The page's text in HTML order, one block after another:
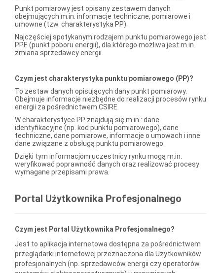
Punkt pomiarowy jest opisany zestawem danych
obejmujących m.in. informacje techniczne, pomiarowe i
umowne (tzw. charakterystyka PP).
Najczęściej spotykanym rodzajem punktu pomiarowego jest
PPE (punkt poboru energii), dla którego możliwa jest m.in.
zmiana sprzedawcy energii.
Czym jest charakterystyka punktu pomiarowego (PP)?
To zestaw danych opisujących dany punkt pomiarowy.
Obejmuje informacje niezbędne do realizacji procesów rynku
energii za pośrednictwem CSIRE.
W charakterystyce PP znajdują się m.in.: dane
identyfikacyjne (np. kod punktu pomiarowego), dane
techniczne, dane pomiarowe, informacje o umowach i inne
dane związane z obsługą punktu pomiarowego.
Dzięki tym informacjom uczestnicy rynku mogą m.in.
weryfikować poprawność danych oraz realizować procesy
wymagane przepisami prawa.
Portal Użytkownika Profesjonalnego
Czym jest Portal Użytkownika Profesjonalnego?
Jest to aplikacja internetowa dostępna za pośrednictwem
przeglądarki internetowej przeznaczona dla Użytkowników
profesjonalnych (np. sprzedawców energii czy operatorów